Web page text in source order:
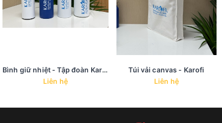
Bình giữ nhiệt - Tập đoàn Karofi
Liên hệ
Túi vải canvas - Karofi
Liên hệ